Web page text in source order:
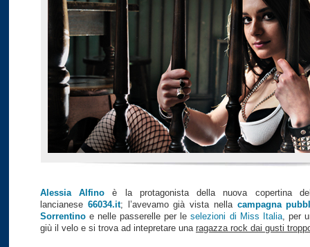
Alessia Alfino è la protagonista della nuova copertina
lancianese 66034.it; l’avevamo già vista nella campagna
Sorrentino e nelle passerelle per leselezioni di Miss Italia, per
giù il velo e si trova ad intepretare una ragazza rock dai gusti